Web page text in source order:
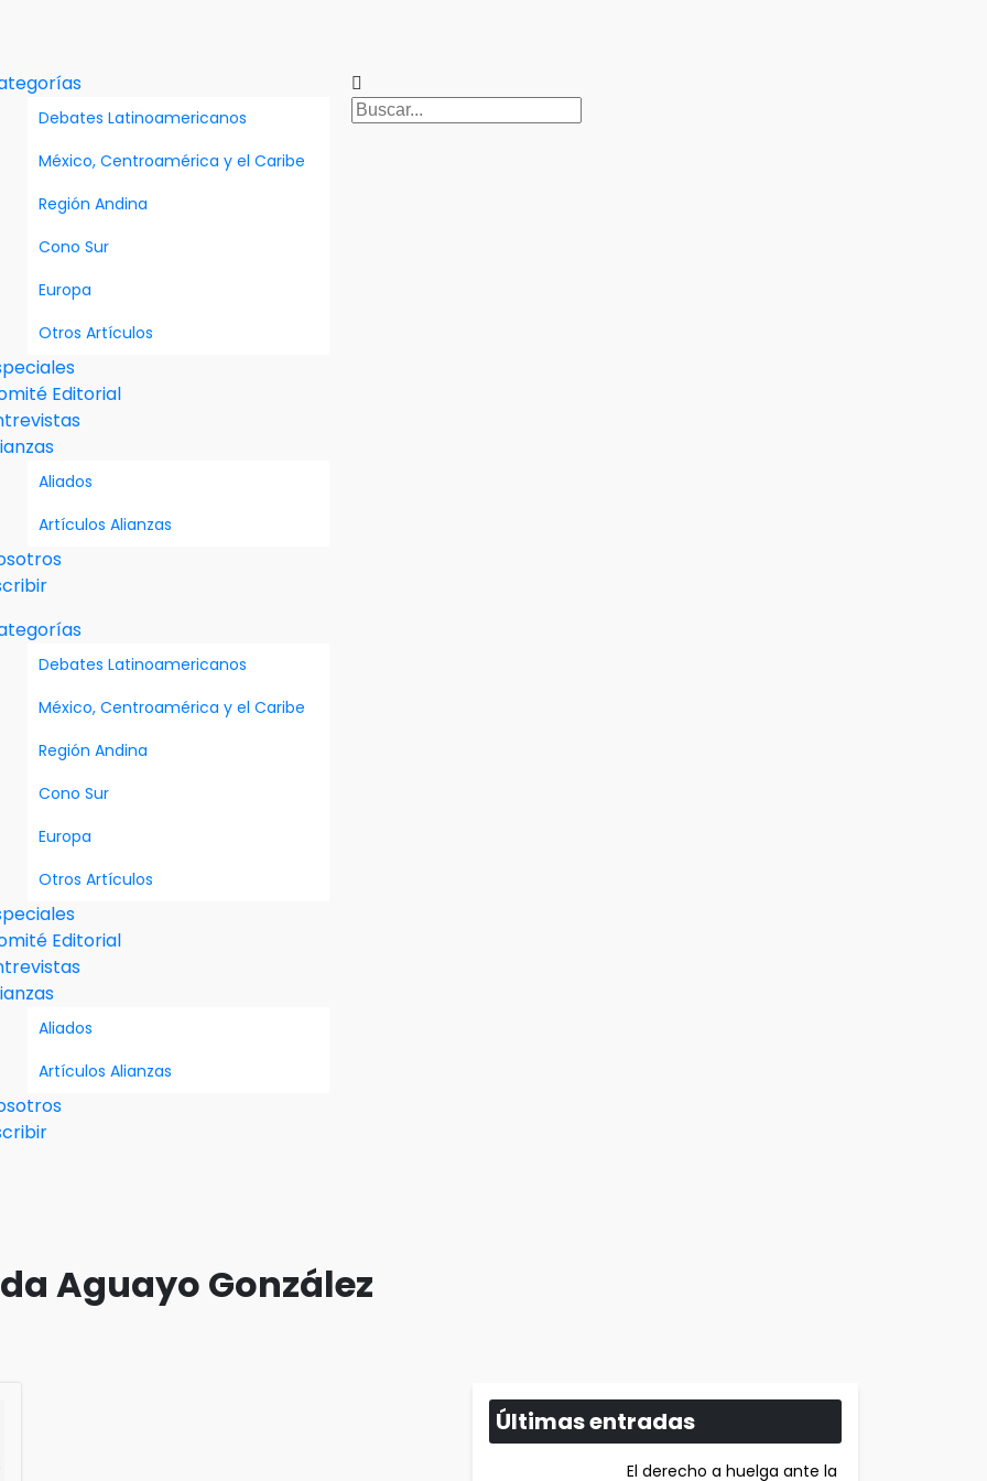
Debates Latinoamericanos
México, Centroamérica y el Caribe
Región Andina
Cono Sur
Europa
Otros Artículos
Editorial
Aliados
Artículos Alianzas
Debates Latinoamericanos
México, Centroamérica y el Caribe
Región Andina
Cono Sur
Europa
Otros Artículos
Editorial
Aliados
Artículos Alianzas
Aguayo González
Últimas entradas
El derecho a huelga ante la